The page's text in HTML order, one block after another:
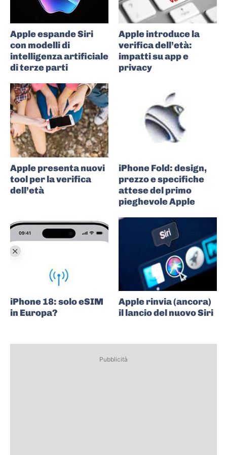
Apple espande Siri
con modelli di
intelligenza artificiale
di terze parti
Apple introduce la
verifica dell’età:
impatti su app e
privacy
Apple presenta nuovi
tool per la verifica
dell’età
iPhone Fold: design,
prezzo e specifiche
attese del primo
pieghevole Apple
iPhone 18: solo eSIM
in Europa?
Apple rinvia (ancora)
il lancio del nuovo Siri
Pubblicità